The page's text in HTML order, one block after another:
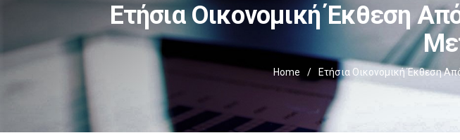
Ετήσια Οικονομική Έκθεση
Home / Ετήσια Οικονομική Έκθεση